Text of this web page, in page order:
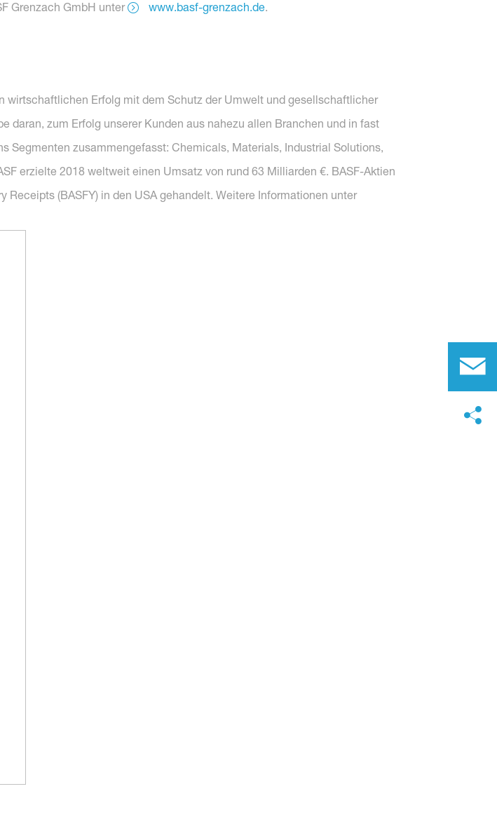
Grenzach GmbH unter
www.basf-grenzach.de.
wirtschaftlichen Erfolg mit dem Schutz der Umwelt und gesellschaftlicher
daran, zum Erfolg unserer Kunden aus nahezu allen Branchen und in fast
Segmenten zusammengefasst: Chemicals, Materials, Industrial Solutions,
erzielte 2018 weltweit einen Umsatz von rund 63 Milliarden €. BASF-Aktien
(BASFY) in den USA gehandelt. Weitere Informationen unter